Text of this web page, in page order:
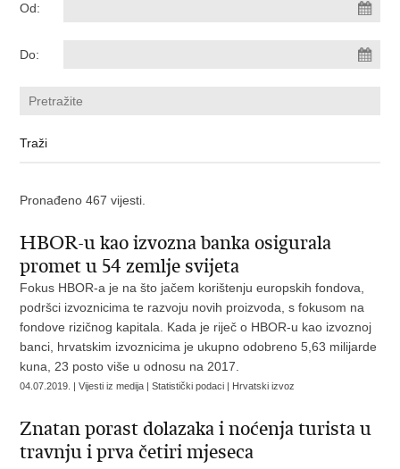
Od:
Do:
Pronađeno 467 vijesti.
HBOR-u kao izvozna banka osigurala
promet u 54 zemlje svijeta
Fokus HBOR-a je na što jačem korištenju europskih fondova,
podršci izvoznicima te razvoju novih proizvoda, s fokusom na
fondove rizičnog kapitala. Kada je riječ o HBOR-u kao izvoznoj
banci, hrvatskim izvoznicima je ukupno odobreno 5,63 milijarde
kuna, 23 posto više u odnosu na 2017.
04.07.2019. | Vijesti iz medija | Statistički podaci | Hrvatski izvoz
Znatan porast dolazaka i noćenja turista u
travnju i prva četiri mjeseca